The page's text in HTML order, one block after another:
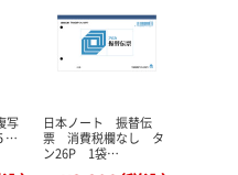
写
…
日本ノート 振替伝
票 消費税欄なし タ
ン26P 1袋…